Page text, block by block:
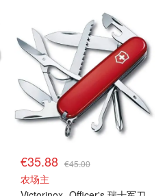
€35.88 €45.00
农场主